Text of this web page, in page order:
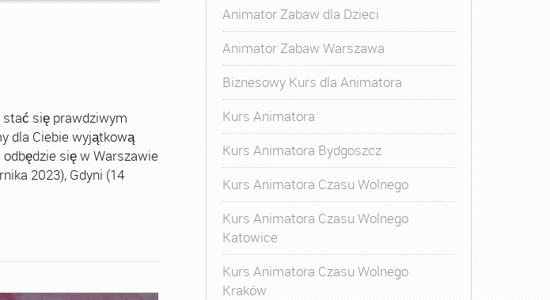
stać się prawdziwym
dla Ciebie wyjątkową
się w Warszawie
2023), Gdyni (14
Animator Zabaw dla Dzieci
Animator Zabaw Warszawa
Biznesowy Kurs dla Animatora
Kurs Animatora
Kurs Animatora Bydgoszcz
Kurs Animatora Czasu Wolnego
Kurs Animatora Czasu Wolnego
Katowice
Kurs Animatora Czasu Wolnego
Kraków